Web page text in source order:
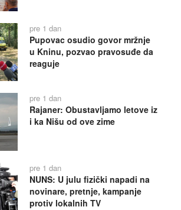
pre 1 dan
Pupovac osudio govor mržnje
u Kninu, pozvao pravosuđe da
reaguje
pre 1 dan
Rajaner: Obustavljamo letove iz
i ka Nišu od ove zime
pre 1 dan
NUNS: U julu fizički napadi na
novinare, pretnje, kampanje
protiv lokalnih TV